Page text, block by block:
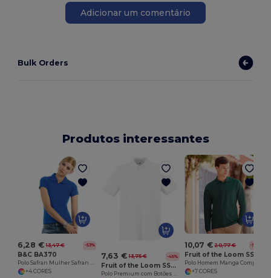
Adicionar um comentário
Bulk Orders
Produtos interessantes
6,28 € 13,47 € -53%
B&C BA370
+4 CORES
7,63 € 13,75 € -45%
Fruit of the Loom SS255
Polo Premium com Botões Personalizados
10,07 € 20,77 € -52%
+7 CORES